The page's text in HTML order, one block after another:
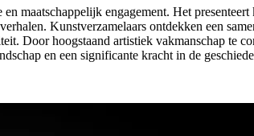
maatschappelijk engagement. Het
Kunstverzamelaars ontdekken een
Door hoogstaand artistiek vakmanschap te
en een significante kracht in de